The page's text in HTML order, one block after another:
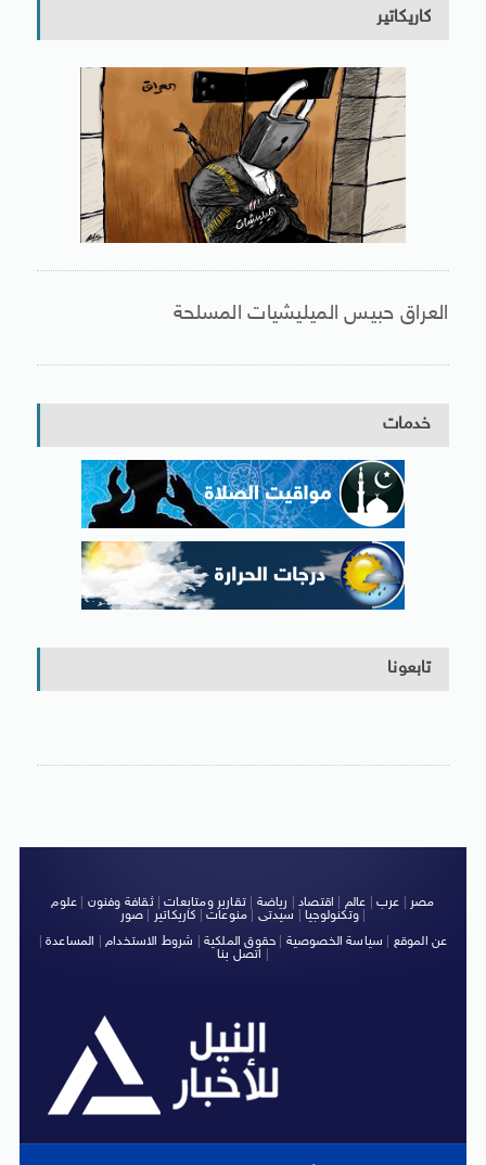
كاريكاتير
العراق حبيس الميليشيات المسلحة
خدمات
تابعونا
مصر عرب عالم اقتصاد رياضة |تقارير ومتابعات|ثقافة وفنون
علوم
وتكنولوجيا| سيدتى منوعات كاريكاتير صور
|
عن الموقع
سياسة الخصوصية حقوق الملكية شروط الاستخدام| المساعدة|
اتصل بنا